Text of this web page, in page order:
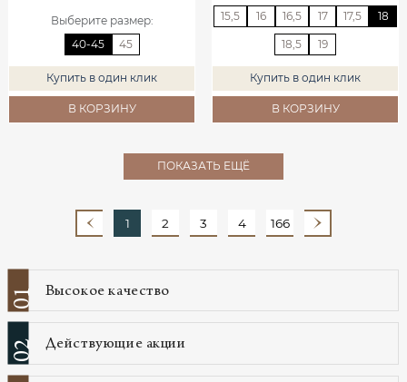
Выберите размер:
40-45
45
Купить в один клик
В КОРЗИНУ
15,5
16 16,5 17 17,5 18
18,5 19
Купить в один клик
В КОРЗИНУ
ПОКАЗАТЬ ЕЩЁ
1 2 3 4 166
01 Высокое качество
02 Действующие акции